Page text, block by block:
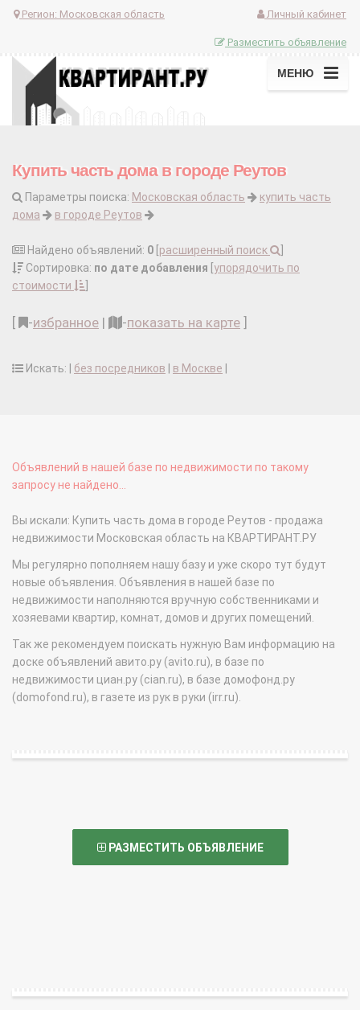
Регион: Московская область Личный кабинет
Разместить объявление
МЕНЮ
Купить часть дома в городе Реутов
Параметры поиска: Московская область
купить часть
дома
в городе Реутов
Найдено объявлений: 0 расширенный поиск
Сортировка: по дате добавления упорядочить по
стоимости
-избранное | -показать на карте
Искать: | без посредников в Москве
Объявлений в нашей базе по недвижимости по такому
запросу не найдено...
Вы искали: Купить часть дома в городе Реутов - продажа
недвижимости Московская область на КВАРТИРАНТ.РУ
Мы регулярно пополняем нашу базу и уже скоро тут будут
новые объявления. Объявления в нашей базе по
недвижимости наполняются вручную собственниками и
хозяевами квартир, комнат, домов и других помещений.
Так же рекомендуем поискать нужную Вам информацию на
доске объявлений авито.ру (avito.ru), в базе по
недвижимости циан.ру (cian.ru), в базе домофонд.ру
(domofond.ru), в газете из рук в руки (irr.ru).
РАЗМЕСТИТЬ ОБЪЯВЛЕНИЕ